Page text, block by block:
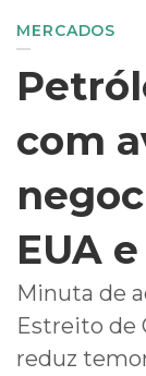
MERCADOS
com
EUA
Minuta de
Estreito de
reduz